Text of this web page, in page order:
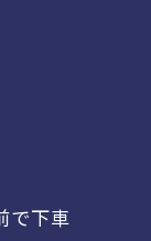
で下車